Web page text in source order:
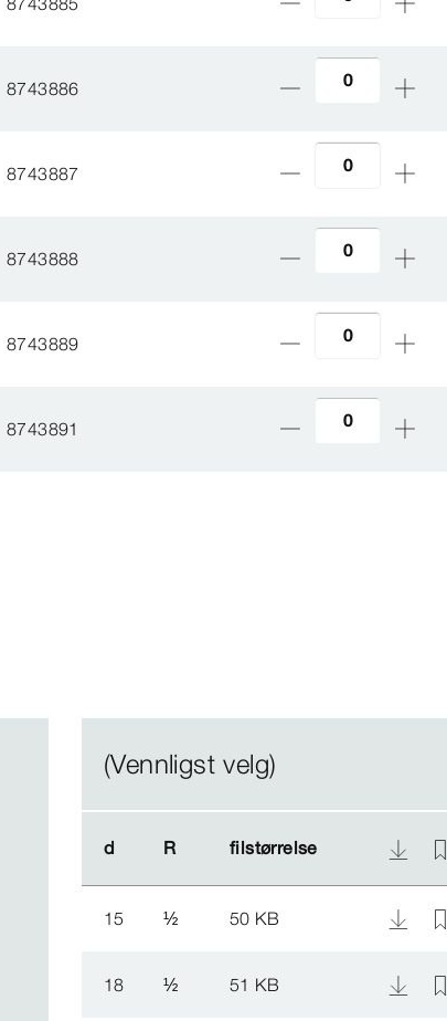
8743886
8743887
8743888
8743889
8743891
(Vennligst velg)
d R filstørrelse
d R filstørrelse
15 ½ 50 KB
18 ½ 51 KB